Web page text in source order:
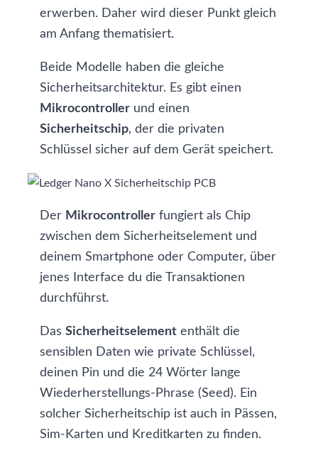
erwerben. Daher wird dieser Punkt gleich
am Anfang thematisiert.
Beide Modelle haben die gleiche
Sicherheitsarchitektur. Es gibt einen
Mikrocontroller und einen
Sicherheitschip, der die privaten
Schlüssel sicher auf dem Gerät speichert.
Der Mikrocontroller fungiert als Chip
zwischen dem Sicherheitselement und
deinem Smartphone oder Computer, über
jenes Interface du die Transaktionen
durchführst.
Das Sicherheitselement enthält die
sensiblen Daten wie private Schlüssel,
deinen Pin und die 24 Wörter lange
Wiederherstellungs-Phrase (Seed). Ein
solcher Sicherheitschip ist auch in Pässen,
Sim-Karten und Kreditkarten zu finden.